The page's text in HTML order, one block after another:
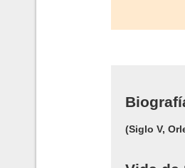
(Siglo V,